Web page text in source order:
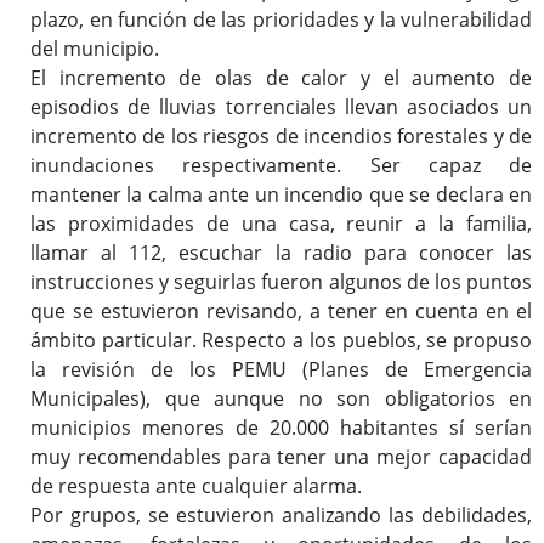
plazo, en función de las prioridades y la vulnerabilidad
del municipio.
El incremento de olas de calor y el aumento de
episodios de lluvias torrenciales llevan asociados un
incremento de los riesgos de incendios forestales y de
inundaciones respectivamente. Ser capaz de
mantener la calma ante un incendio que se declara en
las proximidades de una casa, reunir a la familia,
llamar al 112, escuchar la radio para conocer las
instrucciones y seguirlas fueron algunos de los puntos
que se estuvieron revisando, a tener en cuenta en el
ámbito particular. Respecto a los pueblos, se propuso
la revisión de los PEMU (Planes de Emergencia
Municipales), que aunque no son obligatorios en
municipios menores de 20.000 habitantes sí serían
muy recomendables para tener una mejor capacidad
de respuesta ante cualquier alarma.
Por grupos, se estuvieron analizando las debilidades,